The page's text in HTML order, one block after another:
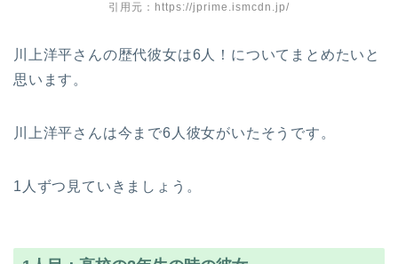
引用元：https://jprime.ismcdn.jp/
川上洋平さんの歴代彼女は6人！についてまとめたいと
思います。
川上洋平さんは今まで6人彼女がいたそうです。
1人ずつ見ていきましょう。